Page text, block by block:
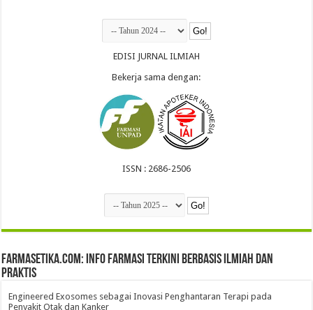
EDISI JURNAL ILMIAH
Bekerja sama dengan:
ISSN : 2686-2506
farmasetika.com: Info Farmasi Terkini Berbasis Ilmiah dan
Praktis
Engineered Exosomes sebagai Inovasi Penghantaran Terapi pada
Penyakit Otak dan Kanker